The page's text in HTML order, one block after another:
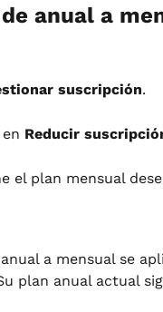
anual a
suscripción.
Reducir
el plan mensual
a mensual se
plan anual actual